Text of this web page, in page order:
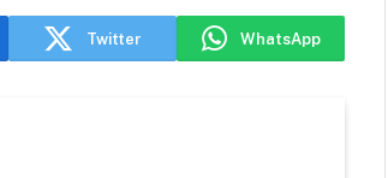
Twitter WhatsApp